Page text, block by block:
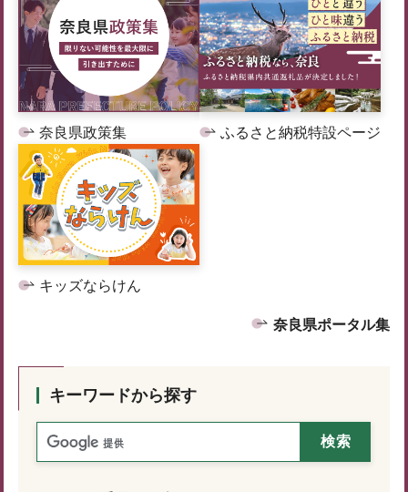
奈良県政策集 ふるさと納税特設ページ
キッズならけん
奈良県ポータル集
キーワードから探す